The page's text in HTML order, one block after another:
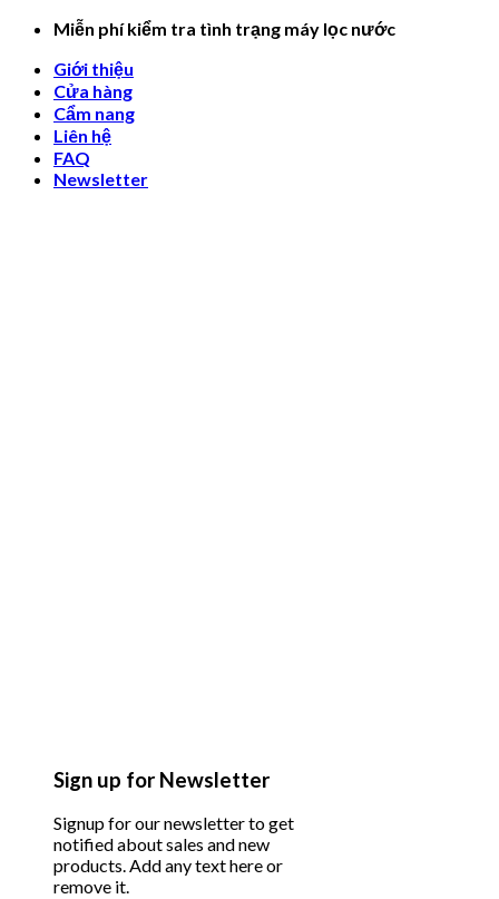
Skip
content
Miễn phí kiểm tra tình trạng máy lọc nước
Giới thiệu
Cửa hàng
Cẩm nang
Liên hệ
FAQ
Newsletter
Sign up for Newsletter
Signup for our newsletter to get
notified about sales and new
products. Add any text here or
remove it.